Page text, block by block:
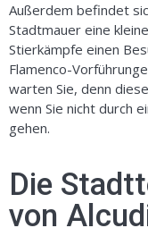
Außerdem befindet
Stadtmauer eine
Stierkämpfe einen
Flamenco-
warten Sie, denn
wenn Sie nicht durch
gehen.
Die
von